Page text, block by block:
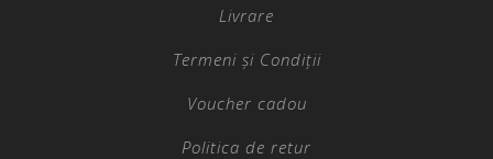
Livrare
Termeni și Condiții
Voucher cadou
Politica de retur